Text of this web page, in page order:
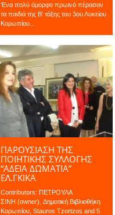
‘Ενα πολύ όμορφο πρωινό πέρασαν
τα παιδιά της Β’ τάξης του 3ου Λυκείου
Κορωπίου...
ΠΑΡΟΥΣΊΑΣΗ ΤΗΣ
ΠΟΙΗΤΙΚΉΣ ΣΥΛΛΟΓΉΣ
“ΆΔΕΙΑ ΔΩΜΆΤΙΑ”
ΕΛ.ΓΚΊΚΑ
Contributors: ΠΕΤΡΟΥΛΑ
ΣΙΝΗ (owner), Δημοτική Βιβλιοθήκη
Κορωπίου, Stauros Tzortzos and 5